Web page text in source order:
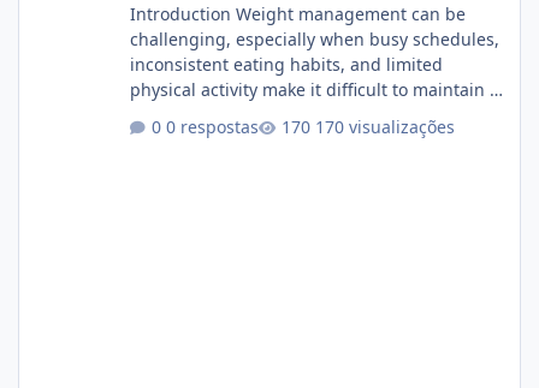
Introduction Weight management can be
challenging, especially when busy schedules,
inconsistent eating habits, and limited
physical activity make it difficult to maintain a
healthy routine. As a result, many people look
for dietary supplements that may
0 respostas 170 visualizações